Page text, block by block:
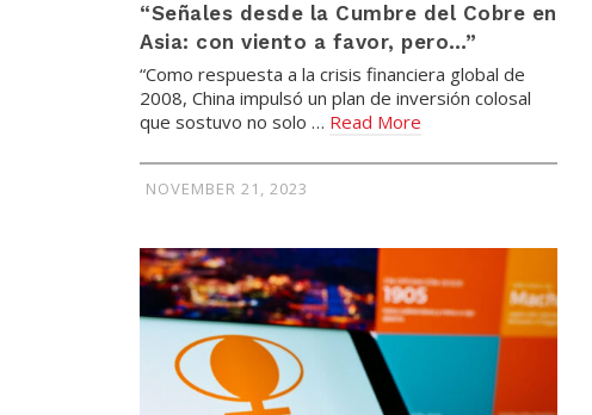
“Señales desde la Cumbre del Cobre en
Asia: con viento a favor, pero…”
“Como respuesta a la crisis financiera global de
2008, China impulsó un plan de inversión colosal
que sostuvo no solo … Read More
NOVEMBER 21, 2023